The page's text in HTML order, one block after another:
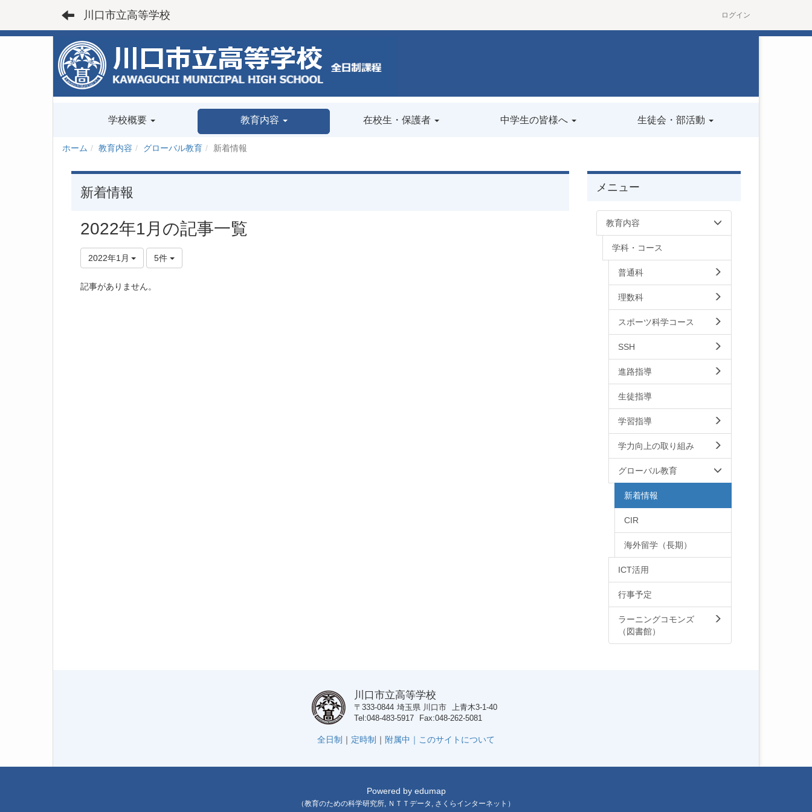
川口市立高等学校 ログイン
学校概要 教育内容 在校生・保護者 中学生の皆様へ 生徒会・部活動
ホーム 教育内容 グローバル教育 新着情報
新着情報
2022年1月の記事一覧
2022年1月 5件
記事がありません。
メニュー
教育内容
学科・コース
普通科
理数科
スポーツ科学コース
SSH
進路指導
生徒指導
学習指導
学力向上の取り組み
グローバル教育
新着情報
CIR
海外留学（長期）
ICT活用
行事予定
ラーニングコモンズ
（図書館）
川口市立高等学校
〒333-0844 埼玉県 川口市 上青木3-1-40
Tel 048-483-5917 Fax 048-262-5081
全日制 ｜ 定時制 ｜ 附属中｜ このサイトについて
Powered by edumap
（教育のための科学研究所, ＮＴＴデータ , さくらインターネット ）